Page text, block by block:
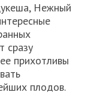
Нежный
сразу
прихотливы
плодов.